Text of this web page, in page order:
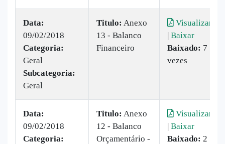
Data:
09/02/2018
Categoria:
Geral
Subcategoria:
Geral
Titulo: Anexo
13 - Balanco
Financeiro
Visualizar
| Baixar
Baixado: 7
vezes
Data:
09/02/2018
Categoria:
Titulo: Anexo
12 - Balanco
Orçamentário -
Visualizar
| Baixar
Baixado: 2